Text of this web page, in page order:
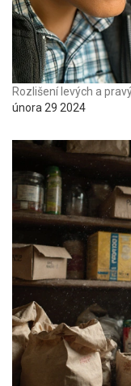
Rozlišení levých a
února 29 2024